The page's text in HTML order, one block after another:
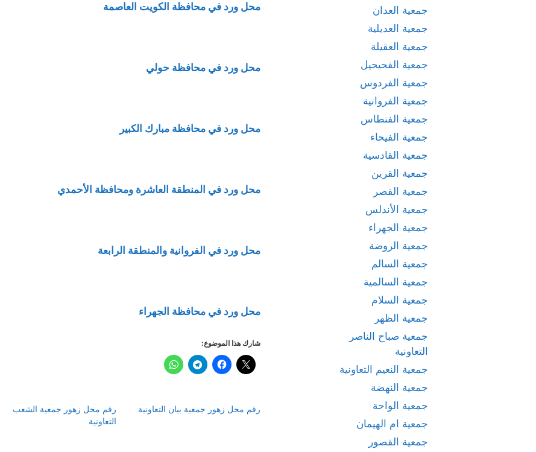
محل ورد في محافظة الكويت العاصمة
محل ورد في محافظة حولي
محل ورد في محافظة مبارك الكبير
محل ورد في المنطقة العاشرة ومحافظة الأحمدي
محل ورد في الفروانية والمنطقة الرابعة
محل ورد في محافظة الجهراء
شارك هذا الموضوع:
رقم محل زهور جمعية بيان التعاونية
رقم محل زهور جمعية الشعب
التعاونية
جمعية العدان
جمعية العديلية
جمعية العقيلة
جمعية الفحيحيل
جمعية الفردوس
جمعية الفروانية
جمعية الفنطاس
جمعية الفيحاء
جمعية القادسية
جمعية القرين
جمعية القصر
جمعية الأندلس
جمعية الجهراء
جمعية الروضة
جمعية السالم
جمعية السالمية
جمعية السلام
جمعية الظهر
جمعية صباح الناصر
التعاونية
جمعية النعيم التعاونية
جمعية النهضة
جمعية الواحة
جمعية ام الهيمان
جمعية القصور